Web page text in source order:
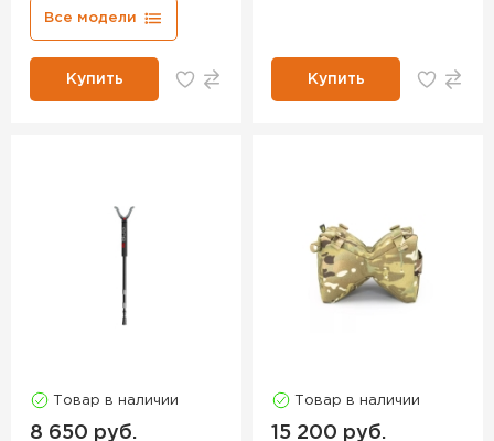
Все модели
Купить Купить
Товар в наличии
8 650 руб.
Товар в наличии
15 200 руб.